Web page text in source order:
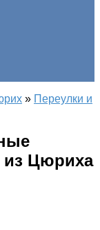
» Переулки и
из Цюриха